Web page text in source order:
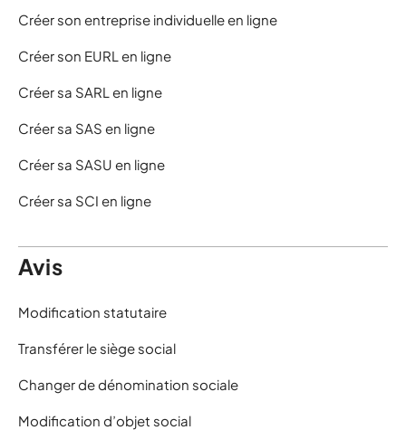
Créer son entreprise individuelle en ligne
Créer son EURL en ligne
Créer sa SARL en ligne
Créer sa SAS en ligne
Créer sa SASU en ligne
Créer sa SCI en ligne
Avis
Modification statutaire
Transférer le siège social
Changer de dénomination sociale
Modification d’objet social